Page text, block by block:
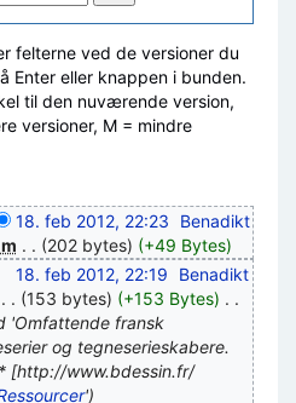
felterne ved de versioner du
Enter eller knappen i bunden.
til den nuværende version,
versioner, M = mindre
18. feb 2012, 22:23
Benadikt
m . . (202 bytes) (+49 Bytes)
18. feb 2012, 22:19
Benadikt
. . (153 bytes) (+153 Bytes) . .
'Omfattende fransk
og tegneserieskabere.
[http://www.bdessin.fr/
')